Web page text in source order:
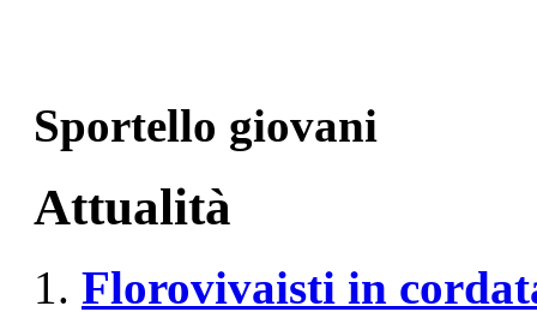
Sportello giovani
Attualità
Florovivaisti in